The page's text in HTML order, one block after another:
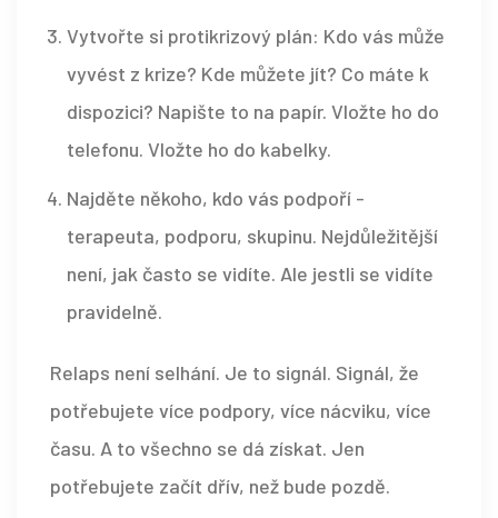
Vytvořte si protikrizový plán: Kdo vás může
vyvést z krize? Kde můžete jít? Co máte k
dispozici? Napište to na papír. Vložte ho do
telefonu. Vložte ho do kabelky.
Najděte někoho, kdo vás podpoří -
terapeuta, podporu, skupinu. Nejdůležitější
není, jak často se vidíte. Ale jestli se vidíte
pravidelně.
Relaps není selhání. Je to signál. Signál, že
potřebujete více podpory, více nácviku, více
času. A to všechno se dá získat. Jen
potřebujete začít dřív, než bude pozdě.